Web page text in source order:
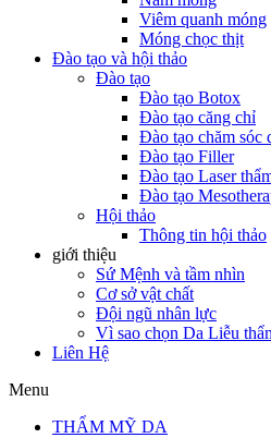
Viêm quanh móng
Móng chọc thịt
Đào tạo và hội thảo
Đào tạo
Đào tạo Botox
Đào tạo căng chỉ
Đào tạo chăm sóc
Đào tạo Filler
Đào tạo Laser
Đào tạo
Hội thảo
Thông tin hội thảo
giới thiệu
Sứ Mệnh và tầm nhìn
Cơ sở vật chất
Đội ngũ nhân lực
Vì sao chọn Da Liễu
Liên Hệ
Menu
THẨM MỸ DA